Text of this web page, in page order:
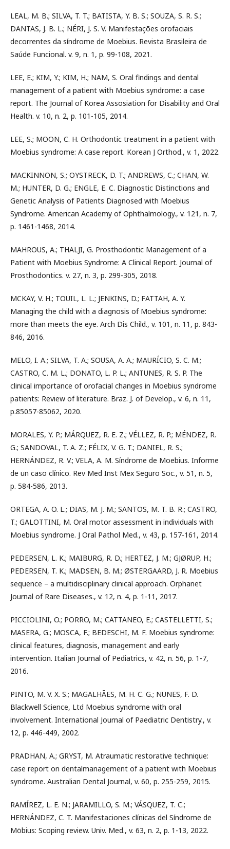
LEAL, M. B.; SILVA, T. T.; BATISTA, Y. B. S.; SOUZA, S. R. S.;
DANTAS, J. B. L.; NÉRI, J. S. V. Manifestações orofaciais
decorrentes da síndrome de Moebius. Revista Brasileira de
Saúde Funcional. v. 9, n. 1, p. 99-108, 2021.
LEE, E.; KIM, Y.; KIM, H.; NAM, S. Oral findings and dental
management of a patient with Moebius syndrome: a case
report. The Journal of Korea Assosiation for Disability and Oral
Health. v. 10, n. 2, p. 101-105, 2014.
LEE, S.; MOON, C. H. Orthodontic treatment in a patient with
Moebius syndrome: A case report. Korean J Orthod., v. 1, 2022.
MACKINNON, S.; OYSTRECK, D. T.; ANDREWS, C.; CHAN, W.
M.; HUNTER, D. G.; ENGLE, E. C. Diagnostic Distinctions and
Genetic Analysis of Patients Diagnosed with Moebius
Syndrome. American Academy of Ophthalmology., v. 121, n. 7,
p. 1461-1468, 2014.
MAHROUS, A.; THALJI, G. Prosthodontic Management of a
Patient with Moebius Syndrome: A Clinical Report. Journal of
Prosthodontics. v. 27, n. 3, p. 299-305, 2018.
MCKAY, V. H.; TOUIL, L. L.; JENKINS, D.; FATTAH, A. Y.
Managing the child with a diagnosis of Moebius syndrome:
more than meets the eye. Arch Dis Child., v. 101, n. 11, p. 843-
846, 2016.
MELO, I. A.; SILVA, T. A.; SOUSA, A. A.; MAURÍCIO, S. C. M.;
CASTRO, C. M. L.; DONATO, L. P. L.; ANTUNES, R. S. P. The
clinical importance of orofacial changes in Moebius syndrome
patients: Review of literature. Braz. J. of Develop., v. 6, n. 11,
p.85057-85062, 2020.
MORALES, Y. P.; MÁRQUEZ, R. E. Z.; VÉLLEZ, R. P.; MÉNDEZ, R.
G.; SANDOVAL, T. A. Z.; FÉLIX, V. G. T.; DANIEL, R. S.;
HERNÁNDEZ, R. V.; VELA, A. M. Síndrome de Moebius. Informe
de un caso clínico. Rev Med Inst Mex Seguro Soc., v. 51, n. 5,
p. 584-586, 2013.
ORTEGA, A. O. L.; DIAS, M. J. M.; SANTOS, M. T. B. R.; CASTRO,
T.; GALOTTINI, M. Oral motor assessment in individuals with
Moebius syndrome. J Oral Pathol Med., v. 43, p. 157-161, 2014.
PEDERSEN, L. K.; MAIBURG, R. D.; HERTEZ, J. M.; GJØRUP, H.;
PEDERSEN, T. K.; MADSEN, B. M.; ØSTERGAARD, J. R. Moebius
sequence – a multidisciplinary clinical approach. Orphanet
Journal of Rare Diseases., v. 12, n. 4, p. 1-11, 2017.
PICCIOLINI, O.; PORRO, M.; CATTANEO, E.; CASTELLETTI, S.;
MASERA, G.; MOSCA, F.; BEDESCHI, M. F. Moebius syndrome:
clinical features, diagnosis, management and early
intervention. Italian Journal of Pediatrics, v. 42, n. 56, p. 1-7,
2016.
PINTO, M. V. X. S.; MAGALHÃES, M. H. C. G.; NUNES, F. D.
Blackwell Science, Ltd Moebius syndrome with oral
involvement. International Journal of Paediatric Dentistry., v.
12, p. 446-449, 2002.
PRADHAN, A.; GRYST, M. Atraumatic restorative technique:
case report on dentalmanagement of a patient with Moebius
syndrome. Australian Dental Journal, v. 60, p. 255-259, 2015.
RAMÍREZ, L. E. N.; JARAMILLO, S. M.; VÁSQUEZ, T. C.;
HERNÁNDEZ, C. T. Manifestaciones clínicas del Síndrome de
Möbius: Scoping review. Univ. Med., v. 63, n. 2, p. 1-13, 2022.